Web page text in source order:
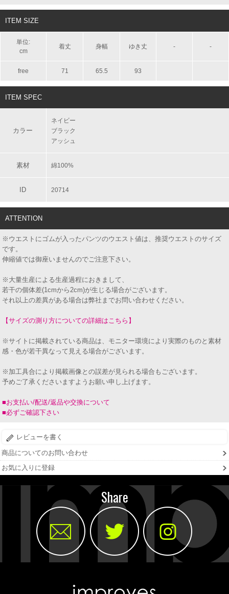
ITEM SIZE
単位:
cm
着丈 身幅 ゆき丈 - -
free 71 65.5 93
ITEM SPEC
カラー
ネイビー
ブラック
アッシュ
素材 綿100%
ID 20714
ATTENTION
※ウエストにゴムが入ったパンツのウエスト値は、推奨ウエストのサイズ
です。
伸縮値では御座いませんのでご注意下さい。
※大量生産による生産過程におきまして、
若干の個体差(1cmから2cm)が生じる場合がございます。
それ以上の差異がある場合は弊社までお問い合わせください。
【サイズの測り方についての詳細はこちら】
※サイトに掲載されている商品は、モニター環境により実際のものと素材
感・色が若干異なって見える場合がございます。
※加工具合により掲載画像との誤差が見られる場合もございます。
予めご了承くださいますようお願い申し上げます。
■お支払い/配送/返品や交換について
■必ずご確認下さい
レビューを書く
商品についてのお問い合わせ
お気に入りに登録
Share